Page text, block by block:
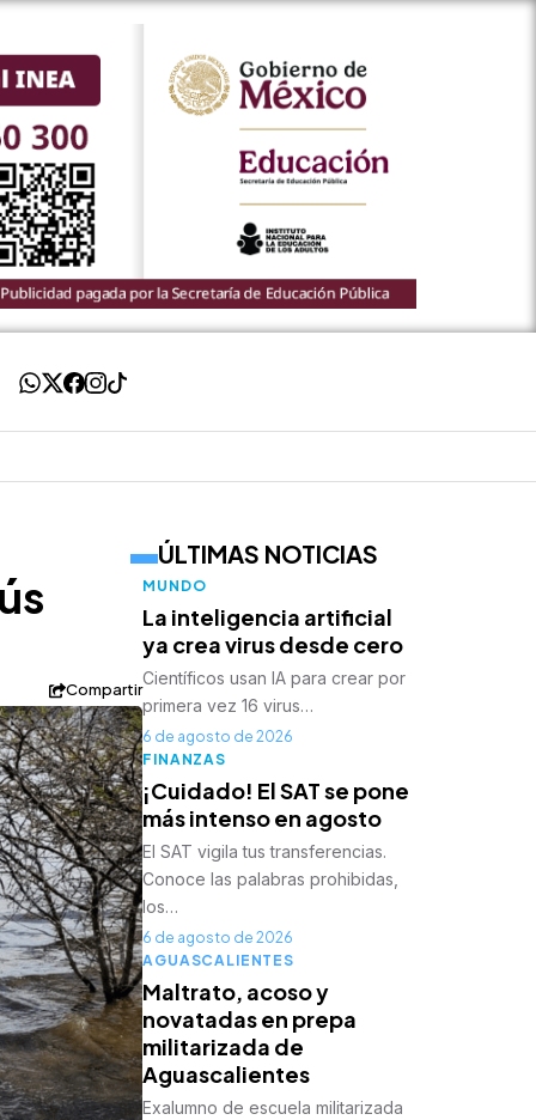
Compartir
ÚLTIMAS NOTICIAS
MUNDO
La inteligencia artificial
ya crea virus desde cero
Científicos usan IA para crear por
primera vez 16 virus…
6 de agosto de 2026
FINANZAS
¡Cuidado! El SAT se pone
más intenso en agosto
El SAT vigila tus transferencias.
Conoce las palabras prohibidas,
los…
6 de agosto de 2026
AGUASCALIENTES
Maltrato, acoso y
novatadas en prepa
militarizada de
Aguascalientes
Exalumno de escuela militarizada